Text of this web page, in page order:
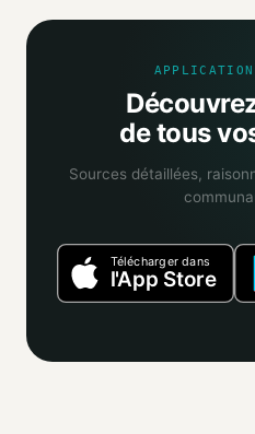
selon la fiabilité des
de tous
Sources détaillées,
Télécharger dans
l'App Store